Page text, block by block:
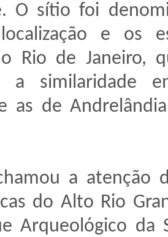
O sítio foi
e os
Rio de Janeiro,
a similaridade
as de
a atenção
do Alto Rio
Arqueológico da